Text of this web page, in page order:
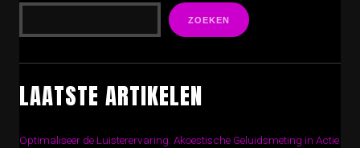
ZOEKEN
LAATSTE ARTIKELEN
Optimaliseer de Luisterervaring: Akoestische Geluidsmeting in Actie